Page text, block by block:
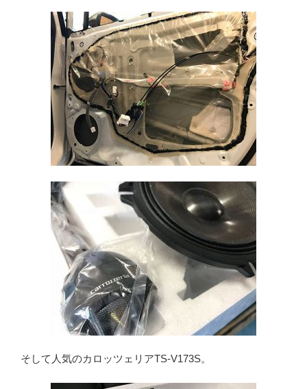
そして人気のカロッツェリアTS-V173S。